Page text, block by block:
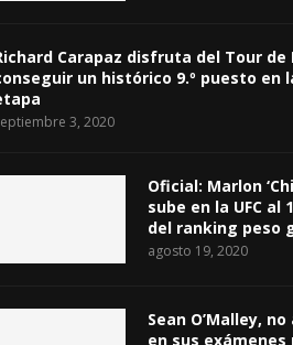
Carapaz disfruta del Tour de
un histórico 9.º puesto en
3, 2020
Oficial: Marlon
sube en la UFC al
del ranking peso
agosto 19, 2020
Sean O’Malley,
en sus exámenes